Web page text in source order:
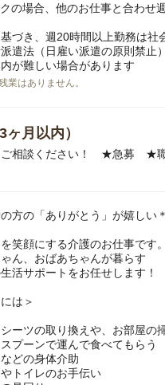
の場合、他のお仕事と合わせ
づき、週20時間以上勤務は社
遣法（日雇い派遣の原則禁止
が難しい場合があります
業はありません。
ヶ月以内）
ご相談ください！ ★急募 ★職
方の「ありがとう」が嬉しい＊
笑顔にする介護のお仕事です。
ん、おばあちゃんが暮らす
活サポートをお任せします！
は＞
シーツの取り換えや、お部屋の
スプーンで運んで食べてもらう
などの身体介助
やトイレのお手伝い